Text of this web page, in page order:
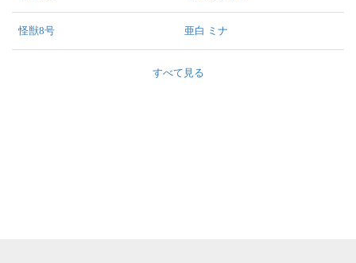
怪獣8号 亜白 ミナ
すべて見る